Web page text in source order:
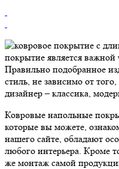
покрытие является
Правильно подобранное
стиль, не зависимо от
дизайнер – классика,
Ковровые напольные
которые вы можете,
нашего сайте, обладают
любого интерьера. Кроме
же монтаж самой